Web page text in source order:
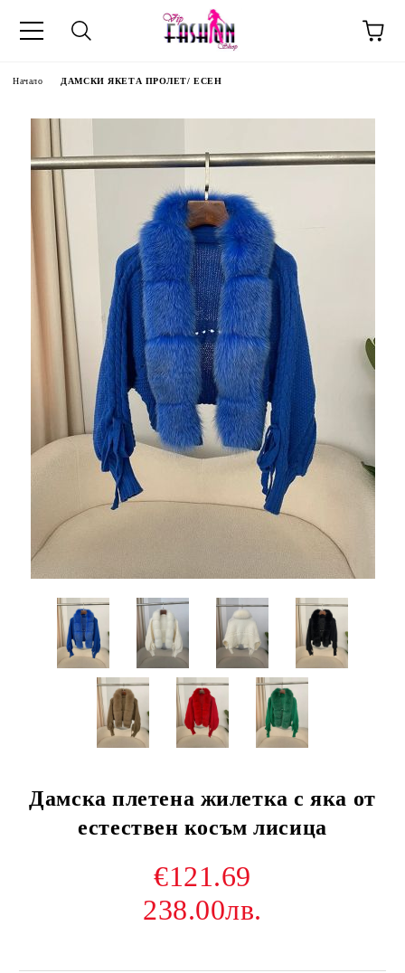
Начало ДАМСКИ ЯКЕТА ПРОЛЕТ/ ЕСЕН
Дамска плетена жилетка с яка от
естествен косъм лисица
€121.69
238.00лв.